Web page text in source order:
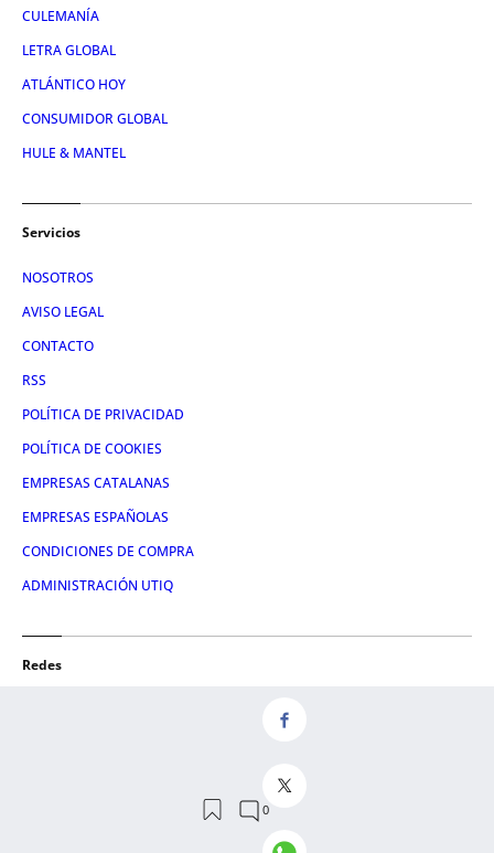
CULEMANÍA
LETRA GLOBAL
ATLÁNTICO HOY
CONSUMIDOR GLOBAL
HULE & MANTEL
Servicios
NOSOTROS
AVISO LEGAL
CONTACTO
RSS
POLÍTICA DE PRIVACIDAD
POLÍTICA DE COOKIES
EMPRESAS CATALANAS
EMPRESAS ESPAÑOLAS
CONDICIONES DE COMPRA
ADMINISTRACIÓN UTIQ
Redes